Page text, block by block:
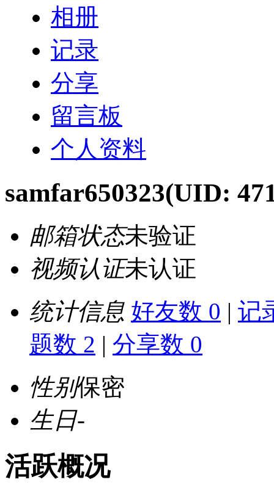
相册
记录
分享
留言板
个人资料
samfar650323(UID:
邮箱状态未验证
视频认证未认证
统计信息 好友数 0 | 记
题数 2 | 分享数 0
性别保密
生日-
活跃概况